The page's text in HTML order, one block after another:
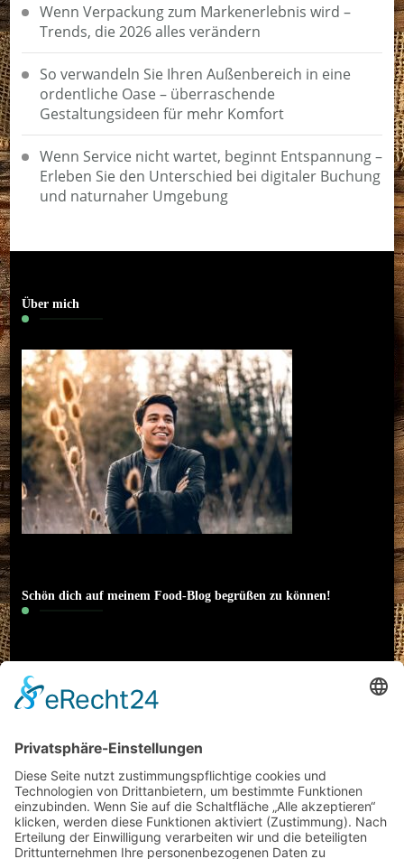
Wenn Verpackung zum Markenerlebnis wird –
Trends, die 2026 alles verändern
So verwandeln Sie Ihren Außenbereich in eine
ordentliche Oase – überraschende
Gestaltungsideen für mehr Komfort
Wenn Service nicht wartet, beginnt Entspannung –
Erleben Sie den Unterschied bei digitaler Buchung
und naturnaher Umgebung
Über mich
Schön dich auf meinem Food-Blog begrüßen zu können!
Hallo! Ich heiße Nico und bin 22 Jahre alt. Ich
klassischer Musik auch besonders für das Thema
Essen. Literatur und Reisen haben meinen
kulinarischen Horizont erweitert. Ich möchte meine
Erfahrungen rund um Food-Trends und
(gesundes/kreatives) Kochen mit euch teilen und